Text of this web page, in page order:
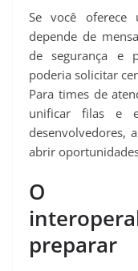
Se você oferece
depende de
de segurança e
poderia solicitar
Para times de
unificar filas e
desenvolvedores,
abrir
O
preparar